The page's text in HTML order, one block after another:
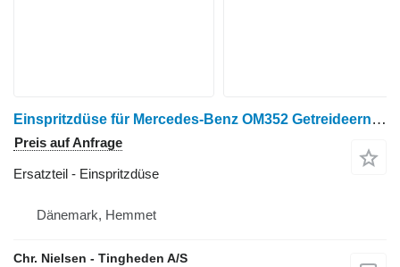
Einspritzdüse für Mercedes-Benz OM352 Getreideernter
Preis auf Anfrage
Ersatzteil - Einspritzdüse
Dänemark, Hemmet
Chr. Nielsen - Tingheden A/S